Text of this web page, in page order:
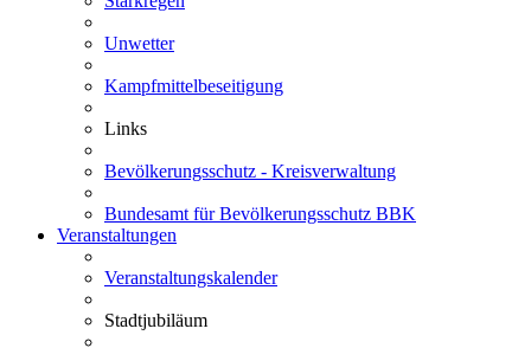
Unwetter
Kampfmittelbeseitigung
Links
Bevölkerungsschutz - Kreisverwaltung
Bundesamt für Bevölkerungsschutz BBK
Veranstaltungen
Veranstaltungskalender
Stadtjubiläum